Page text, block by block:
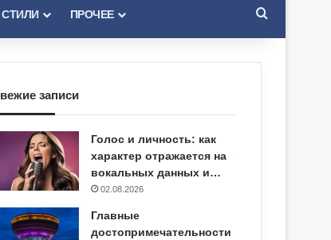
ПРОЧЕЕ
записи
Голос и личность: как
характер отражается на
вокальных данных и…
02.08.2026
Главные
достопримечательности